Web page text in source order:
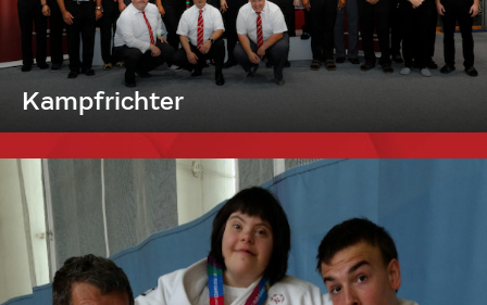
Kampfrichter